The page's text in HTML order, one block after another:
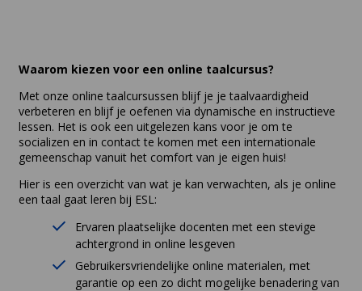
Waarom kiezen voor een online taalcursus?
Met onze online taalcursussen blijf je je taalvaardigheid
verbeteren en blijf je oefenen via dynamische en instructieve
lessen. Het is ook een uitgelezen kans voor je om te
socializen en in contact te komen met een internationale
gemeenschap vanuit het comfort van je eigen huis!
Hier is een overzicht van wat je kan verwachten, als je online
een taal gaat leren bij ESL:
Ervaren plaatselijke docenten met een stevige
achtergrond in online lesgeven
Gebruikersvriendelijke online materialen, met
garantie op een zo dicht mogelijke benadering van